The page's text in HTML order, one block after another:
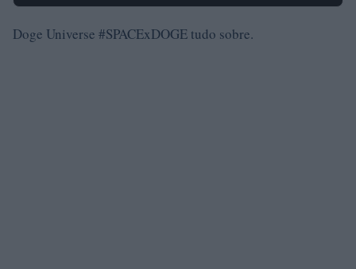
Doge Universe #SPACExDOGE tudo sobre.